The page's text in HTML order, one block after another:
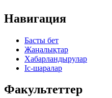
Навигация
Басты бет
Жаңалықтар
Хабарландырулар
Іс-шаралар
Факультеттер